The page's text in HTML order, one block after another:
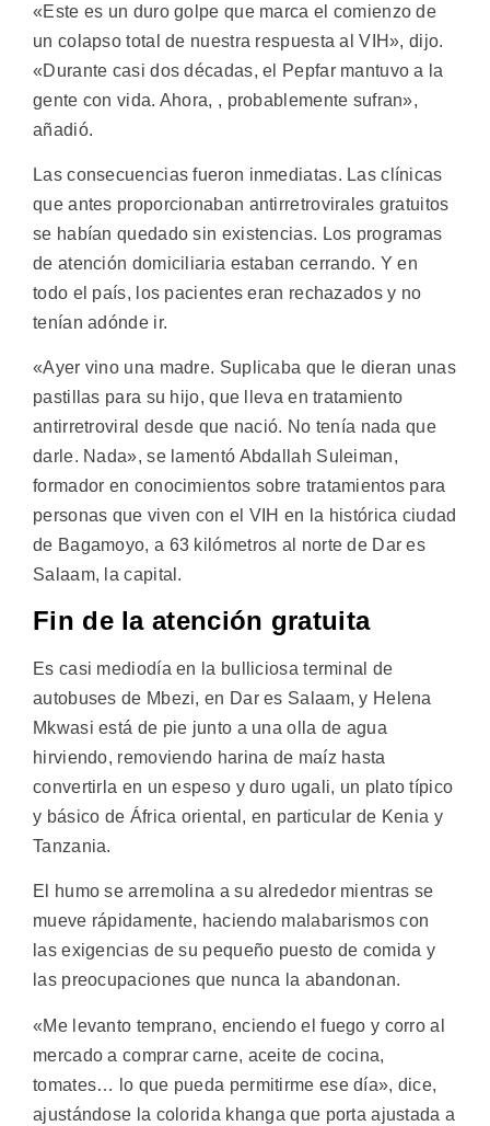
«Este es un duro golpe que marca el comienzo de
un colapso total de nuestra respuesta al VIH», dijo.
«Durante casi dos décadas, el Pepfar mantuvo a la
gente con vida. Ahora, , probablemente sufran»,
añadió.
Las consecuencias fueron inmediatas. Las clínicas
que antes proporcionaban antirretrovirales gratuitos
se habían quedado sin existencias. Los programas
de atención domiciliaria estaban cerrando. Y en
todo el país, los pacientes eran rechazados y no
tenían adónde ir.
«Ayer vino una madre. Suplicaba que le dieran unas
pastillas para su hijo, que lleva en tratamiento
antirretroviral desde que nació. No tenía nada que
darle. Nada», se lamentó Abdallah Suleiman,
formador en conocimientos sobre tratamientos para
personas que viven con el VIH en la histórica ciudad
de Bagamoyo, a 63 kilómetros al norte de Dar es
Salaam, la capital.
Fin de la atención gratuita
Es casi mediodía en la bulliciosa terminal de
autobuses de Mbezi, en Dar es Salaam, y Helena
Mkwasi está de pie junto a una olla de agua
hirviendo, removiendo harina de maíz hasta
convertirla en un espeso y duro ugali, un plato típico
y básico de África oriental, en particular de Kenia y
Tanzania.
El humo se arremolina a su alrededor mientras se
mueve rápidamente, haciendo malabarismos con
las exigencias de su pequeño puesto de comida y
las preocupaciones que nunca la abandonan.
«Me levanto temprano, enciendo el fuego y corro al
mercado a comprar carne, aceite de cocina,
tomates… lo que pueda permitirme ese día», dice,
ajustándose la colorida khanga que porta ajustada a